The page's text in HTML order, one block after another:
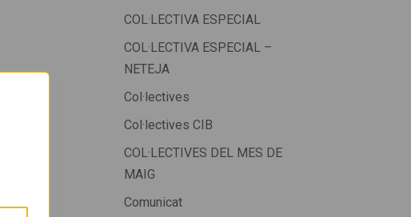
COL·LECTIVA ESPECIAL
COL·LECTIVA ESPECIAL –
NETEJA
Col·lectives
Col·lectives CIB
COL·LECTIVES DEL MES DE
MAIG
Comunicat